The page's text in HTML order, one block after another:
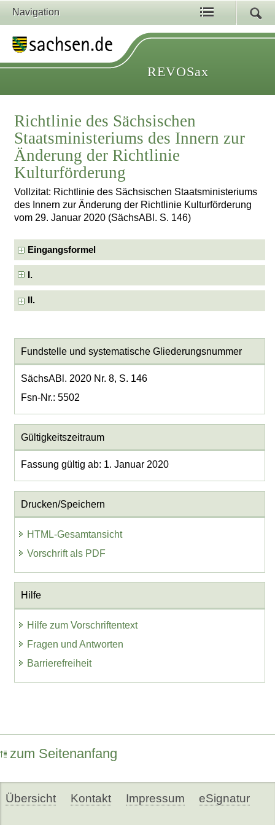
Navigation
REVOSax
Richtlinie des Sächsischen
Staatsministeriums des Innern zur
Änderung der Richtlinie
Kulturförderung
Vollzitat: Richtlinie des Sächsischen Staatsministeriums
des Innern zur Änderung der Richtlinie Kulturförderung
vom 29. Januar 2020 (SächsABl. S. 146)
Eingangsformel
I.
II.
Fundstelle und systematische Gliederungsnummer
SächsABl. 2020 Nr. 8, S. 146
Fsn-Nr.: 5502
Gültigkeitszeitraum
Fassung gültig ab: 1. Januar 2020
Drucken/Speichern
HTML-Gesamtansicht
Vorschrift als PDF
Hilfe
Hilfe zum Vorschriftentext
Fragen und Antworten
Barrierefreiheit
zum Seitenanfang
Übersicht Kontakt Impressum eSignatur